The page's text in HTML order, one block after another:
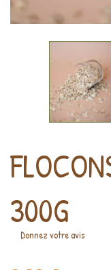
300G
Donnez votre avis